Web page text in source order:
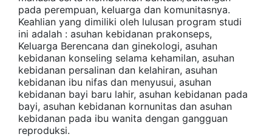
pada perempuan, keluarga dan komunitasnya.
Keahlian yang dimiliki oleh lulusan program studi
ini adalah : asuhan kebidanan prakonseps,
Keluarga Berencana dan ginekologi, asuhan
kebidanan konseling selama kehamilan, asuhan
kebidanan persalinan dan kelahiran, asuhan
kebidanan ibu nifas dan menyusui, asuhan
kebidanan bayi baru lahir, asuhan kebidanan pada
bayi, asuhan kebidanan kornunitas dan asuhan
kebidanan pada ibu wanita dengan gangguan
reproduksi.